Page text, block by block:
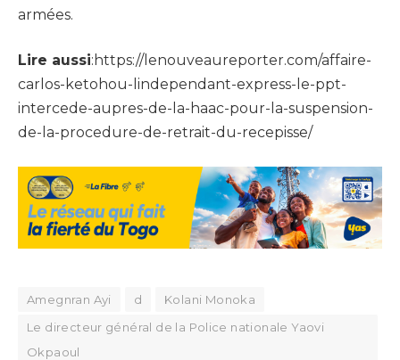
armées.
Lire aussi:https://lenouveaureporter.com/affaire-
carlos-ketohou-lindependant-express-le-ppt-
intercede-aupres-de-la-haac-pour-la-suspension-
de-la-procedure-de-retrait-du-recepisse/
Amegnran Ayi d
Kolani Monoka
Le directeur général de la Police nationale Yaovi
Okpaoul